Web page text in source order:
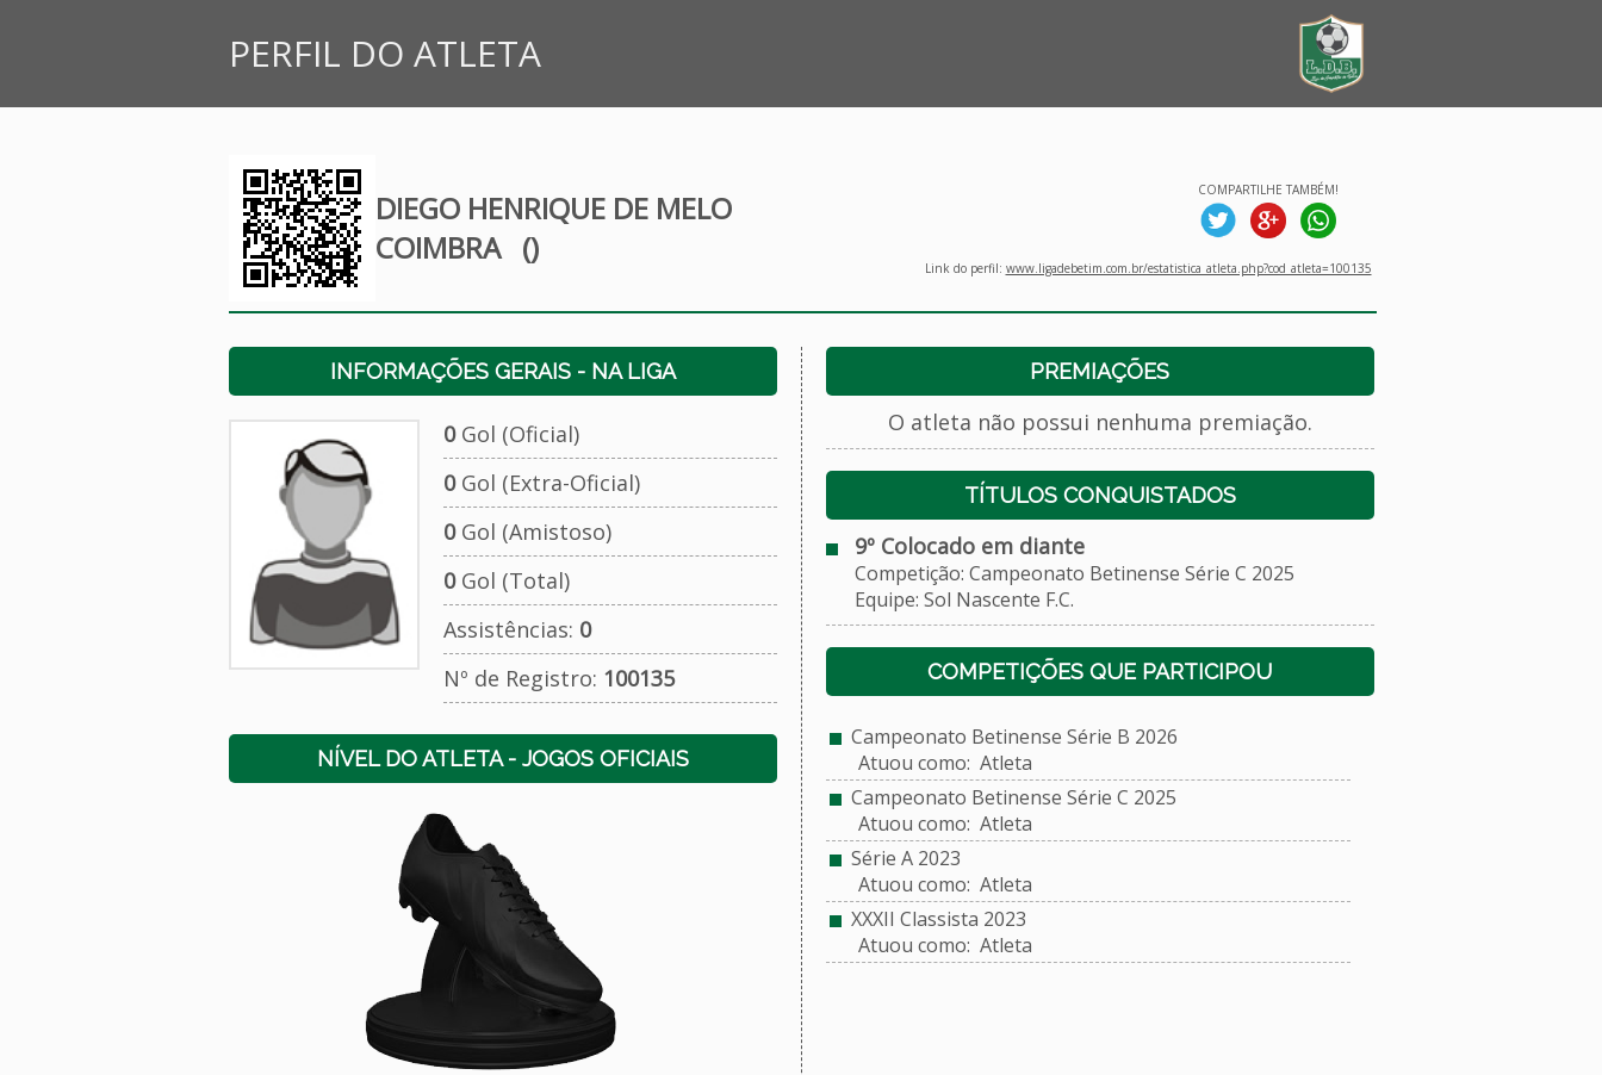
PERFIL DO ATLETA
DIEGO HENRIQUE DE MELO
COIMBRA ()
COMPARTILHE TAMBÉM!
Link do perfil: www.ligadebetim.com.br/estatistica_atleta.php?cod_atleta=100135
INFORMAÇÕES GERAIS - NA LIGA
0Gol (Oficial)
0Gol (Extra-Oficial)
0Gol (Amistoso)
0Gol (Total)
Assistências: 0
Nº de Registro: 100135
NÍVEL DO ATLETA - JOGOS OFICIAIS
PREMIAÇÕES
O atleta não possui nenhuma premiação.
TÍTULOS CONQUISTADOS
9º Colocado em diante
Competição: Campeonato Betinense Série C 2025
Equipe: Sol Nascente F.C.
COMPETIÇÕES QUE PARTICIPOU
Campeonato Betinense Série B 2026
Atuou como: Atleta
Campeonato Betinense Série C 2025
Atuou como: Atleta
Série A 2023
Atuou como: Atleta
XXXII Classista 2023
Atuou como: Atleta